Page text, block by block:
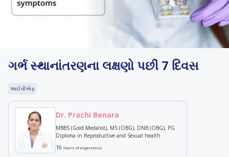
ગર્ભ સ્થાનાંતરણના લક્ષણો પછી 7 દિવસ
આઈવીએફ
Dr. Prachi Benara
MBBS (Gold Medalist), MS (OBG), DNB (OBG), PG
Diploma in Reproductive and Sexual health
16 Years of experience